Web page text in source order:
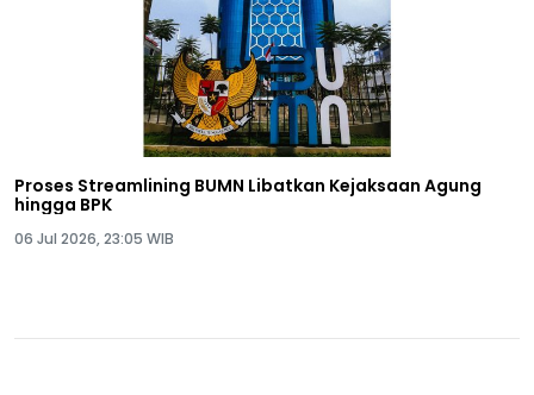
Proses Streamlining BUMN Libatkan Kejaksaan Agung
hingga BPK
06 Jul 2026, 23:05 WIB